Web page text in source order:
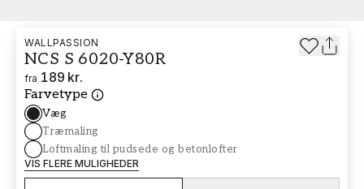
WALLPASSION
NCS S 6020-Y80R
fra 189 kr.
Farvetype
Væg
Træmaling
Loftmaling til pudsede og betonlofter
VIS FLERE MULIGHEDER